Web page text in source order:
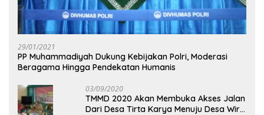
29/01/2021
PP Muhammadiyah Dukung Kebijakan Polri, Moderasi
Beragama Hingga Pendekatan Humanis
03/09/2020
TMMD 2020 Akan Membuka Akses Jalan
Dari Desa Tirta Karya Menuju Desa Wira